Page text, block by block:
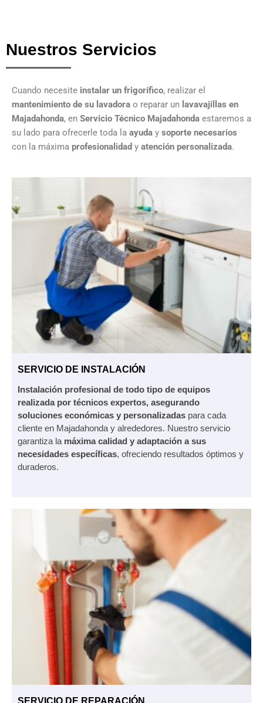
Nuestros Servicios
Cuando necesite instalar un frigorífico, realizar el
mantenimiento de su lavadora o reparar un lavavajillas en
Majadahonda, en Servicio Técnico Majadahonda estaremos a
su lado para ofrecerle toda la ayuda y soporte necesarios
con la máxima profesionalidad y atención personalizada.
SERVICIO DE INSTALACIÓN
Instalación profesional de todo tipo de equipos
realizada por técnicos expertos, asegurando
soluciones económicas y personalizadas para cada
cliente en Majadahonda y alrededores. Nuestro servicio
garantiza la máxima calidad y adaptación a sus
necesidades específicas, ofreciendo resultados óptimos y
duraderos.